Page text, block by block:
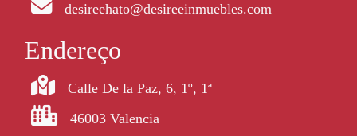
desireehato@desireeinmuebles.com
Endereço
Calle De la Paz, 6, 1º, 1ª
46003 Valencia